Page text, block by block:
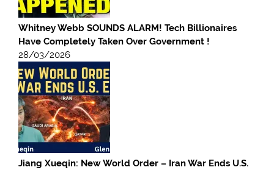
Whitney Webb SOUNDS ALARM! Tech Billionaires
Have Completely Taken Over Government !
28/03/2026
Jiang Xueqin: New World Order – Iran War Ends U.S.